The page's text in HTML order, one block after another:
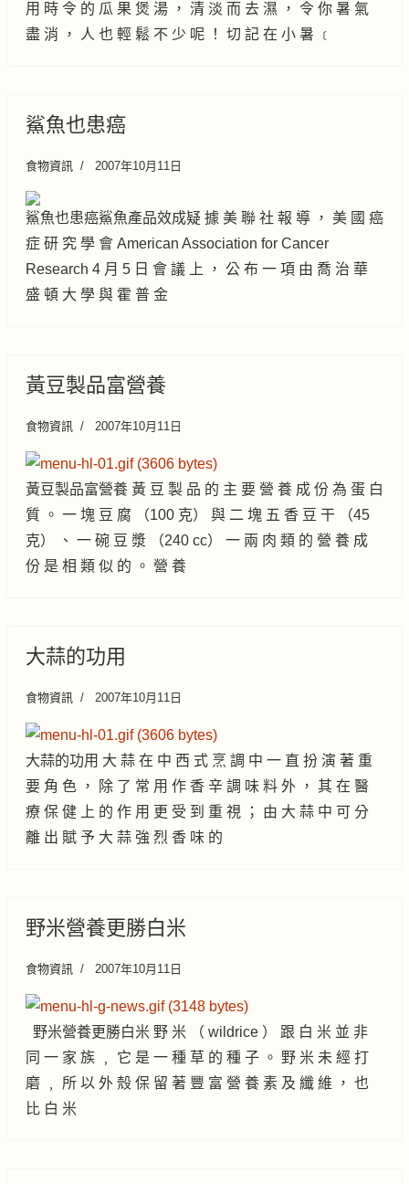
用 時 令 的 瓜 果 煲 湯 ， 清 淡 而 去 濕 ， 令 你 暑 氣
盡 消 ， 人 也 輕 鬆 不 少 呢 ！ 切 記 在 小 暑 ﹝
鯊魚也患癌
食物資訊 2007年10月11日
鯊魚也患癌鯊魚產品效成疑 據 美 聯 社 報 導 ， 美 國 癌
症 研 究 學 會 American Association for Cancer
Research 4 月 5 日 會 議 上 ， 公 布 一 項 由 喬 治 華
盛 頓 大 學 與 霍 普 金
黃豆製品富營養
食物資訊 2007年10月11日
黃豆製品富營養 黃 豆 製 品 的 主 要 營 養 成 份 為 蛋 白
質 。 一 塊 豆 腐 （100 克） 與 二 塊 五 香 豆 干 （45
克） 、 一 碗 豆 漿 （240 cc） 一 兩 肉 類 的 營 養 成
份 是 相 類 似 的 。 營 養
大蒜的功用
食物資訊 2007年10月11日
大蒜的功用 大 蒜 在 中 西 式 烹 調 中 一 直 扮 演 著 重
要 角 色 ， 除 了 常 用 作 香 辛 調 味 料 外 ， 其 在 醫
療 保 健 上 的 作 用 更 受 到 重 視 ； 由 大 蒜 中 可 分
離 出 賦 予 大 蒜 強 烈 香 味 的
野米營養更勝白米
食物資訊 2007年10月11日
野米營養更勝白米 野 米 （ wildrice ） 跟 白 米 並 非
同 一 家 族 ﹐ 它 是 一 種 草 的 種 子 。 野 米 未 經 打
磨 ﹐ 所 以 外 殼 保 留 著 豐 富 營 養 素 及 纖 維 ， 也
比 白 米